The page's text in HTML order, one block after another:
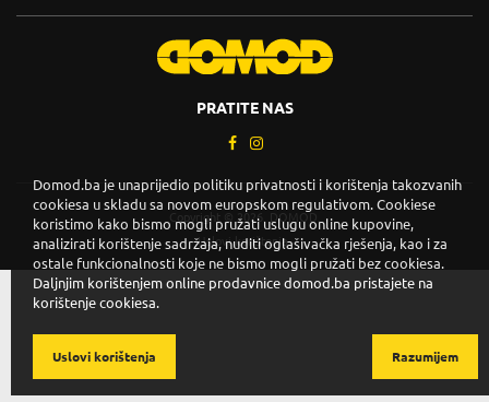
PRATITE NAS
Copyright © 2026. DOMOD.
Uslovi korištenja.
Domod.ba je unaprijedio politiku privatnosti i korištenja takozvanih
cookiesa u skladu sa novom europskom regulativom. Cookiese
koristimo kako bismo mogli pružati uslugu online kupovine,
analizirati korištenje sadržaja, nuditi oglašivačka rješenja, kao i za
ostale funkcionalnosti koje ne bismo mogli pružati bez cookiesa.
Daljnjim korištenjem online prodavnice domod.ba pristajete na
korištenje cookiesa.
Razumijem
Uslovi korištenja